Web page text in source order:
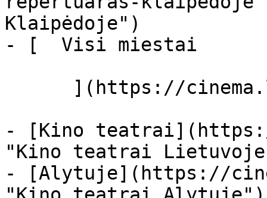
Klaipėdoje")
- [  Visi miestai
- [Kino
"Kino teatrai
- [Alytuje](https://